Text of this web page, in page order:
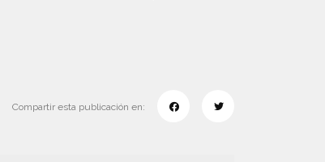
Compartir esta publicación en: